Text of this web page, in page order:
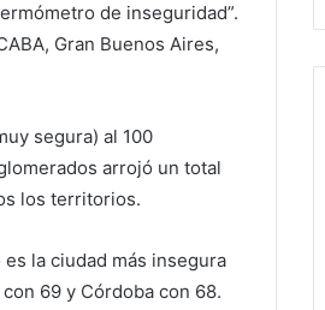
de inseguridad”.
Gran Buenos Aires,
segura) al 100
arrojó un total
los territorios.
la ciudad más insegura
69 y Córdoba con 68.